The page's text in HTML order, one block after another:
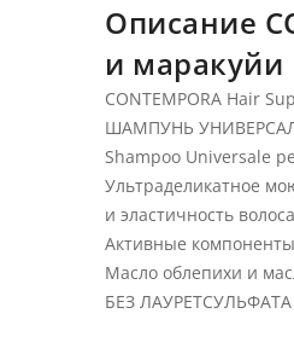
Описание
и маракуйи
CONTEMPORA Hair
ШАМПУНЬ
Shampoo Universale
Ультраделикатное
и эластичность
Активные
Масло облепихи и
БЕЗ